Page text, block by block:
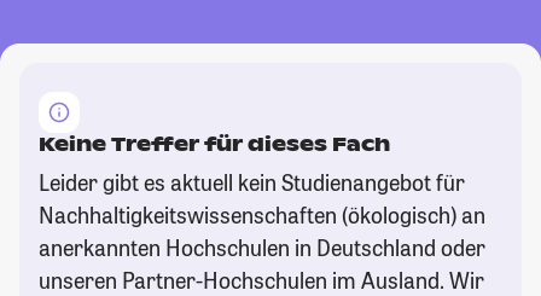
Keine Treffer für dieses Fach
Leider gibt es aktuell kein Studienangebot für
Nachhaltigkeitswissenschaften (ökologisch) an
anerkannten Hochschulen in Deutschland oder
unseren Partner-Hochschulen im Ausland. Wir